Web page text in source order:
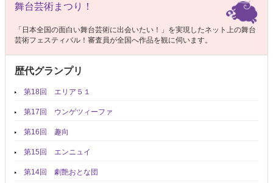
舞台芸術まつり！
「日本全国の面白い舞台芸術に出会いたい！」を実現したネット上の舞台
芸術フェスティバル！審査員が全国へ作品を観に伺います。
歴代グランプリ
第18回 エリア５１
第17回 ウンゲツィーファ
第16回 趣向
第15回 エンニュイ
第14回 劇艶おとな団